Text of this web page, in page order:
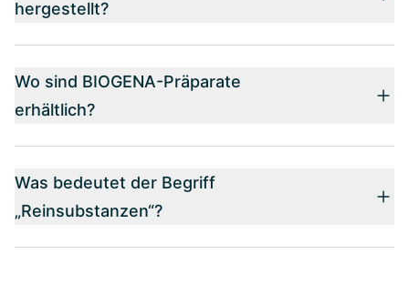
hergestellt?
Wo sind BIOGENA-Präparate
erhältlich?
Was bedeutet der Begriff
„Reinsubstanzen“?